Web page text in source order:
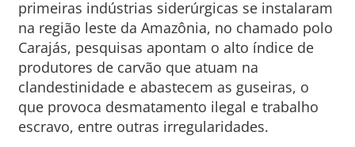
primeiras indústrias siderúrgicas se instalaram
na região leste da Amazônia, no chamado polo
Carajás, pesquisas apontam o alto índice de
produtores de carvão que atuam na
clandestinidade e abastecem as guseiras, o
que provoca desmatamento ilegal e trabalho
escravo, entre outras irregularidades.